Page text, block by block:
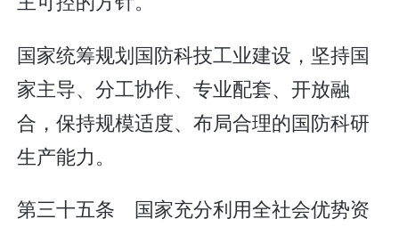
国家统筹规划国防科技工业建设，坚持国
家主导、分工协作、专业配套、开放融
合，保持规模适度、布局合理的国防科研
生产能力。
第三十五条 国家充分利用全社会优势资